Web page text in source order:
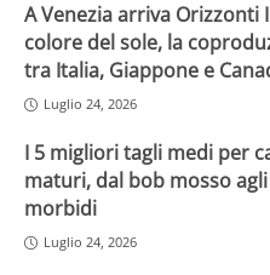
A Venezia arriva Orizzonti
colore del sole, la
tra Italia, Giappone e
Luglio 24, 2026
I 5 migliori tagli medi per
maturi, dal bob mosso
morbidi
Luglio 24, 2026